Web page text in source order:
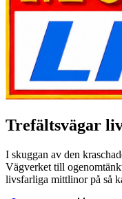
Trefältsvägar
I skuggan av den
Vägverket till
livsfarliga mittlinor på så